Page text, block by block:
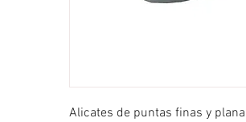
Alicates de puntas finas y